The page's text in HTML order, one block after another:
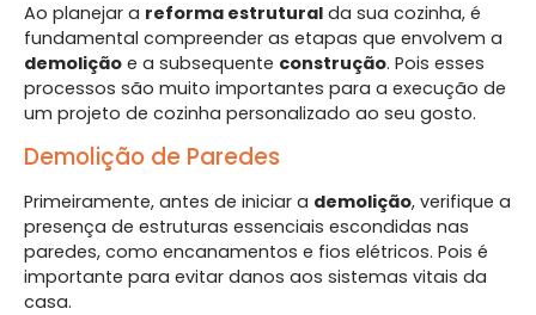
Ao planejar a reforma estrutural da sua cozinha, é
fundamental compreender as etapas que envolvem a
demolição e a subsequente construção. Pois esses
processos são muito importantes para a execução de
um projeto de cozinha personalizado ao seu gosto.
Demolição de Paredes
Primeiramente, antes de iniciar a demolição, verifique a
presença de estruturas essenciais escondidas nas
paredes, como encanamentos e fios elétricos. Pois é
importante para evitar danos aos sistemas vitais da
casa.